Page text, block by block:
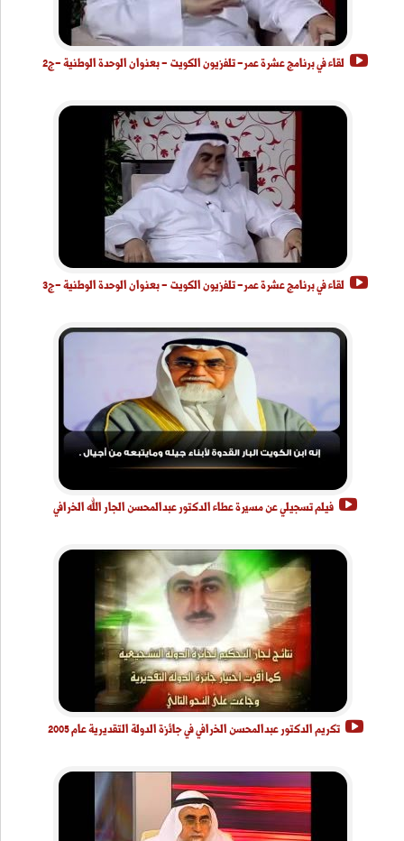
لقاء في برنامج عشرة عمر- تلفزيون الكويت - بعنوان الوحدة الوطنية -ج2
لقاء في برنامج عشرة عمر- تلفزيون الكويت - بعنوان الوحدة الوطنية -ج3
فيلم تسجيلي عن مسيرة عطاء الدكتور عبدالمحسن الجار الله الخرافي
تكريم الدكتور عبدالمحسن الخرافي في جائزة الدولة التقديرية عام 2005